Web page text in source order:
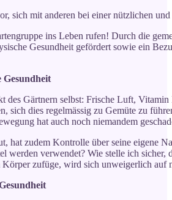
sich mit anderen bei einer nützlichen
ins Leben rufen! Durch die
Gesundheit gefördert sowie ein
des Gärtnern selbst: Frische Luft,
sich dies regelmässig zu Gemüte zu
hat auch noch niemandem
hat zudem Kontrolle über seine eigene
werden verwendet? Wie stelle ich sicher,
zufüge, wird sich unweigerlich auf